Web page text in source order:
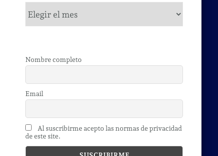
cursos
Nombre completo
Email
Al suscribirme acepto las normas de privacidad
de este site.